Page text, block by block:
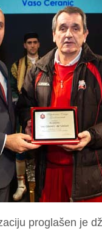
proglašen je